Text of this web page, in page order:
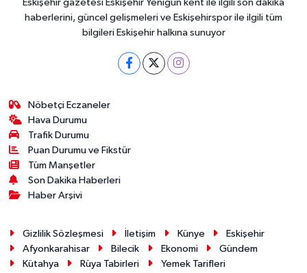
Eskişehir gazetesi Eskişehir Yenigün kent ile ilgili son dakika
haberlerini, güncel gelişmeleri ve Eskişehirspor ile ilgili tüm
bilgileri Eskişehir halkına sunuyor
Nöbetçi Eczaneler
Hava Durumu
Trafik Durumu
Puan Durumu ve Fikstür
Tüm Manşetler
Son Dakika Haberleri
Haber Arşivi
Gizlilik Sözleşmesi İletişim Künye
Eskişehir
Afyonkarahisar
Bilecik Ekonomi
Gündem
Kütahya
Rüya Tabirleri Yemek Tarifleri